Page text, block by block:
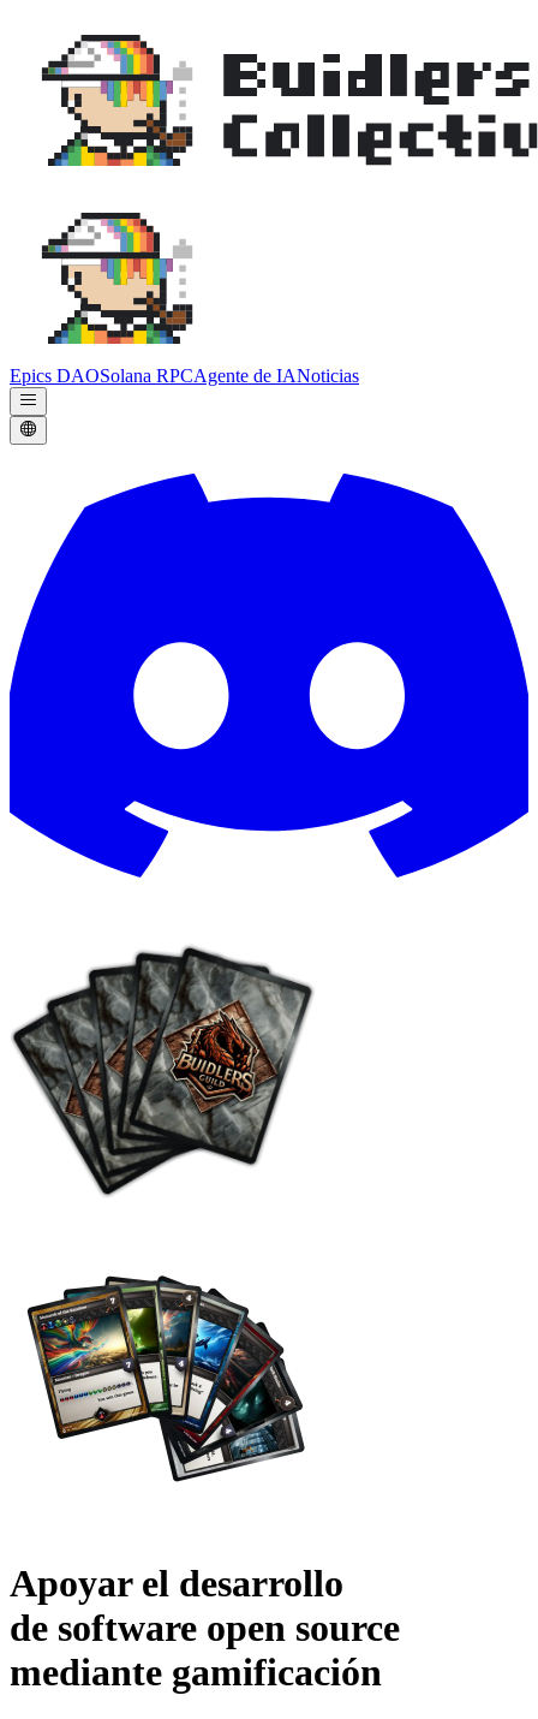
Epics DAOSolana RPCAgente de IANoticias
Apoyar el desarrollo
de software open source
mediante gamificación